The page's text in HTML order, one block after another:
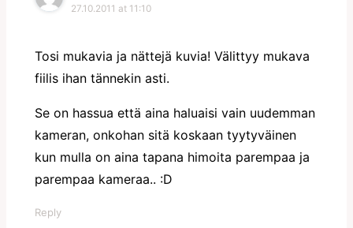
27.10.2011 at 11:10
Tosi mukavia ja nättejä kuvia! Välittyy mukava
fiilis ihan tännekin asti.
Se on hassua että aina haluaisi vain uudemman
kameran, onkohan sitä koskaan tyytyväinen
kun mulla on aina tapana himoita parempaa ja
parempaa kameraa.. :D
Reply